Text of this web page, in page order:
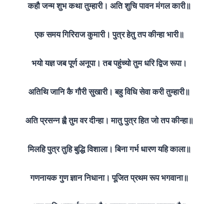
कहौ जन्म शुभ कथा तुम्हारी। अति शुचि पावन मंगल कारी॥
एक समय गिरिराज कुमारी। पुत्र हेतु तप कीन्हा भारी॥
भयो यज्ञ जब पूर्ण अनूपा। तब पहुंच्यो तुम धरि द्विज रूपा।
अतिथि जानि कै गौरी सुखारी। बहु विधि सेवा करी तुम्हारी॥
अति प्रसन्न ह्वै तुम वर दीन्हा। मातु पुत्र हित जो तप कीन्हा॥
मिलहि पुत्र तुहि बुद्धि विशाला। बिना गर्भ धारण यहि काला॥
गणनायक गुण ज्ञान निधाना। पूजित प्रथम रूप भगवाना॥